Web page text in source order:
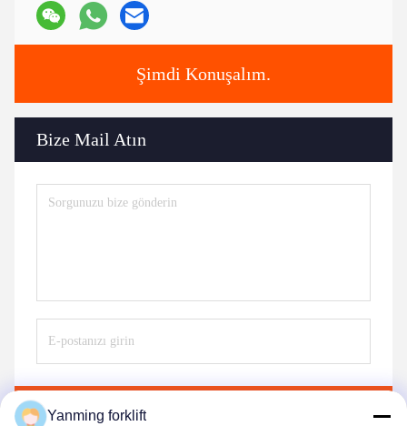
Şimdi Konuşalım.
Bize Mail Atın
Yanming forklift